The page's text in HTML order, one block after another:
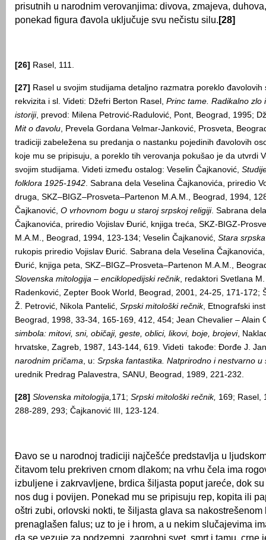
prisutnih u narodnim verovanjima: divova, zmajeva,
ponekad figura đavola uključuje svu nečistu silu.[28]
[26] Rasel, 111.
[27] Rasel u svojim studijama detaljno razmatra poreklo đavolovih
rekvizita i sl. Videti: Džefri Berton Rasel, Princ tame. Radikalno zlo
istoriji, prevod: Milena Petrović-Radulović, Pont, Beograd, 1995;
Mit o đavolu, Prevela Gordana Velmar-Janković, Prosveta,
tradiciji zabeležena su predanja o nastanku pojedinih đavolovih
koje mu se pripisuju, a poreklo tih verovanja pokušao je da utvrdi
svojim studijama. Videti između ostalog: Veselin Čajkanović,
folklora 1925-1942. Sabrana dela Veselina Čajkanovića, priredio
druga, SKZ–BIGZ–Prosveta–Partenon M.A.M., Beograd, 1994,
Čajkanović, O vrhovnom bogu u staroj srpskoj religiji. Sabrana
Čajkanovića, priredio Vojislav Đurić, knjiga treća, SKZ-BIGZ-
M.A.M., Beograd, 1994, 123-134; Veselin Čajkanović, Stara
rukopis priredio Vojislav Đurić. Sabrana dela Veselina
Đurić, knjiga peta, SKZ–BIGZ–Prosveta–Partenon M.A.M.,
Slovenska mitologija – enciklopedijski rečnik, redaktori Svetlana
Radenković, Zepter Book World, Beograd, 2001, 24-25, 171-172;
Ž. Petrović, Nikola Pantelić, Srpski mitološki rečnik, Etnografski
Beograd, 1998, 33-34, 165-169, 412, 454; Jean Chevalier – Alain
simbola: mitovi, sni, običaji, geste, oblici, likovi, boje, brojevi,
hrvatske, Zagreb, 1987, 143-144, 619. Videti takođe: Đorđe J.
narodnim pričama, u: Srpska fantastika. Natprirodno i nestvarno u
urednik Predrag Palavestra, SANU, Beograd, 1989, 221-232.
[28] Slovenska mitologija,171; Srpski mitološki rečnik, 169; Rasel,
288-289, 293; Čajkanović III, 123-124.
Đavo se u narodnoj tradiciji najčešće predstavlja u
čitavom telu prekriven crnom dlakom; na vrhu čela ima
izbuljene i zakrvavljene, brdica šiljasta poput jareće, dok
nos dug i povijen. Ponekad mu se pripisuju rep, kopita ili
oštri zubi, orlovski nokti, te šiljasta glava sa nakostrešenom
prenaglašen falus; uz to je i hrom, a u nekim slučajevima
da se vezuje za podzemni, zagrobni svet, smrt i tamu, crne